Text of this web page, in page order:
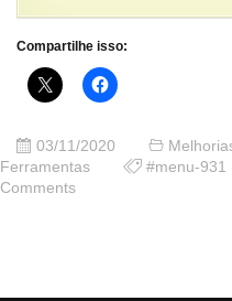
Compartilhe isso:
03/11/2020
Ferramentas
#menu-931
Comments